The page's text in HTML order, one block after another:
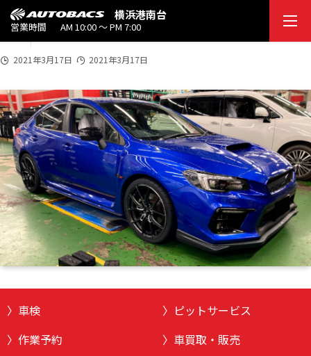
横浜港南台
営業時間 AM 10:00 ～ PM 7:00
eda202103170001
2021
3/1
7
2021年3月17日 2021年3月17日
車検
ピットサービス
作業予約
車買取・販売